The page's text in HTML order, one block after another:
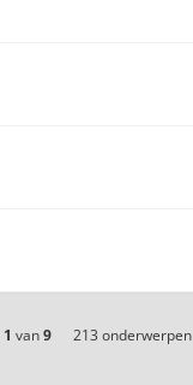
1 van9 213 onderwerpen